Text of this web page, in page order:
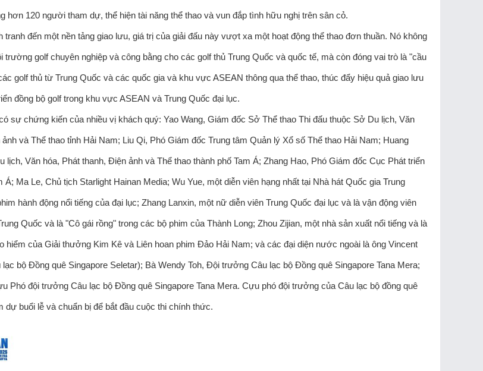
hơn 120 người tham dự, thể hiện tài năng thể thao và vun đắp tình hữu nghị trên sân cỏ.
đến một nền tảng giao lưu, giá trị của giải đấu này vượt xa một hoạt động thể thao đơn thuần. Nó không
trường golf chuyên nghiệp và công bằng cho các golf thủ Trung Quốc và quốc tế, mà còn đóng vai trò là "cầu
golf thủ từ Trung Quốc và các quốc gia và khu vực ASEAN thông qua thể thao, thúc đẩy hiệu quả giao lưu
đồng bộ golf trong khu vực ASEAN và Trung Quốc đại lục.
sự chứng kiến ​​của nhiều vị khách quý: Yao Wang, Giám đốc Sở Thể thao Thi đấu thuộc Sở Du lịch, Văn
và Thể thao tỉnh Hải Nam; Liu Qi, Phó Giám đốc Trung tâm Quản lý Xổ số Thể thao Hải Nam; Huang
lịch, Văn hóa, Phát thanh, Điện ảnh và Thể thao thành phố Tam Á; Zhang Hao, Phó Giám đốc Cục Phát triển
Á; Ma Le, Chủ tịch Starlight Hainan Media; Wu Yue, một diễn viên hạng nhất tại Nhà hát Quốc gia Trung
hành động nổi tiếng của đại lục; Zhang Lanxin, một nữ diễn viên Trung Quốc đại lục và là vận động viên
Quốc và là "Cô gái rồng" trong các bộ phim của Thành Long; Zhou Zijian, một nhà sản xuất nổi tiếng và là
hiểm của Giải thưởng Kim Kê và Liên hoan phim Đảo Hải Nam; và các đại diện nước ngoài là ông Vincent
bộ Đồng quê Singapore Seletar); Bà Wendy Toh, Đội trưởng Câu lạc bộ Đồng quê Singapore Tana Mera;
Phó đội trưởng Câu lạc bộ Đồng quê Singapore Tana Mera. Cựu phó đội trưởng của Câu lạc bộ đồng quê
dự buổi lễ và chuẩn bị để bắt đầu cuộc thi chính thức.